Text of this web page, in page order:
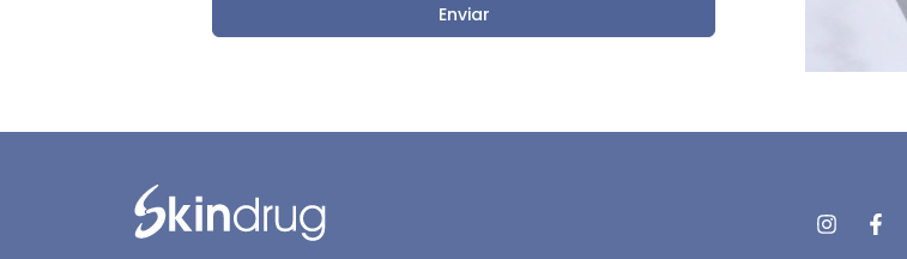
Enviar
I
n
F
a